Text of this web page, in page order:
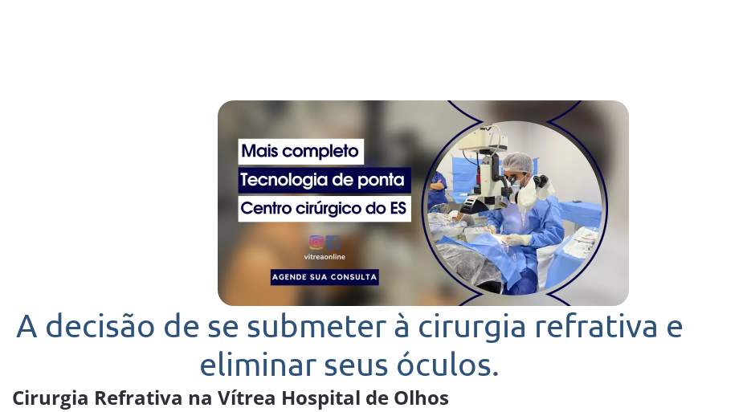
A decisão de se submeter à cirurgia refrativa e
eliminar seus óculos.
Cirurgia Refrativa na Vítrea Hospital de Olhos